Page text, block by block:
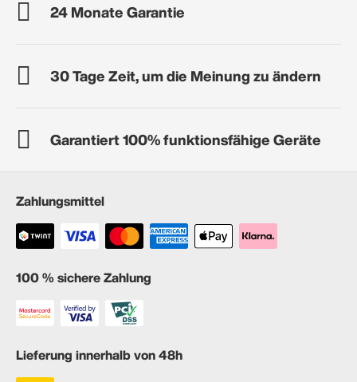
24 Monate Garantie
30 Tage Zeit, um die Meinung zu ändern
Garantiert 100% funktionsfähige Geräte
Zahlungsmittel
100 % sichere Zahlung
Lieferung innerhalb von 48h